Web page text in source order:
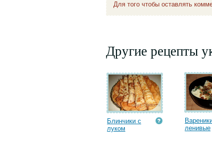
Для того чтобы оставлять
Другие рецепты
Блинчики с
луком
ленивые